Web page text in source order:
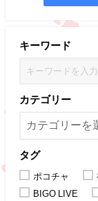
キーワード
カテゴリー
タグ
ポコチャ
BIGO LIVE